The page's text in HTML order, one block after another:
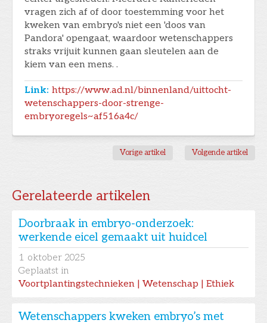
vragen zich af of door toestemming voor het
kweken van embryo's niet een 'doos van
Pandora' opengaat, waardoor wetenschappers
straks vrijuit kunnen gaan sleutelen aan de
kiem van een mens. .
Link: https://www.ad.nl/binnenland/uittocht-
wetenschappers-door-strenge-
embryoregels~af516a4c/
Vorige artikel Volgende artikel
Gerelateerde artikelen
Doorbraak in embryo-onderzoek:
werkende eicel gemaakt uit huidcel
1 oktober 2025
Geplaatst in
Voortplantingstechnieken | Wetenschap | Ethiek
Wetenschappers kweken embryo’s met